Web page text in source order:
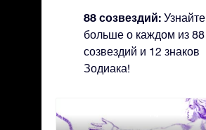
88 созвездий: Узнайте
больше о каждом из 88
созвездий и 12 знаков
Зодиака!
Andromeda - Андромеда